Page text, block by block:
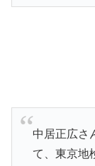
中居正広さ
て、東京地